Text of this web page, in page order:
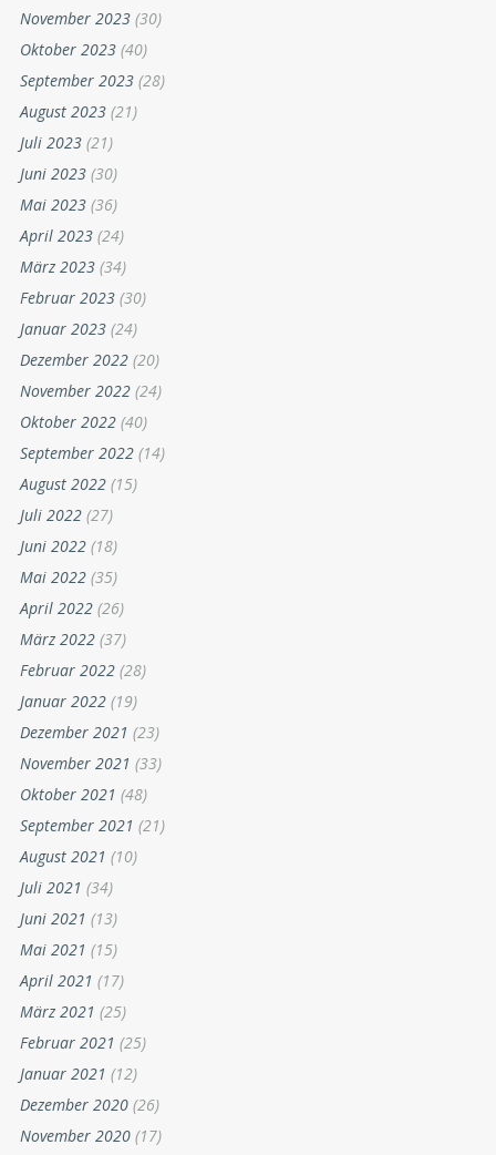
November 2023 (30)
Oktober 2023 (40)
September 2023 (28)
August 2023 (21)
Juli 2023 (21)
Juni 2023 (30)
Mai 2023 (36)
April 2023 (24)
März 2023 (34)
Februar 2023 (30)
Januar 2023 (24)
Dezember 2022 (20)
November 2022 (24)
Oktober 2022 (40)
September 2022 (14)
August 2022 (15)
Juli 2022 (27)
Juni 2022 (18)
Mai 2022 (35)
April 2022 (26)
März 2022 (37)
Februar 2022 (28)
Januar 2022 (19)
Dezember 2021 (23)
November 2021 (33)
Oktober 2021 (48)
September 2021 (21)
August 2021 (10)
Juli 2021 (34)
Juni 2021 (13)
Mai 2021 (15)
April 2021 (17)
März 2021 (25)
Februar 2021 (25)
Januar 2021 (12)
Dezember 2020 (26)
November 2020 (17)